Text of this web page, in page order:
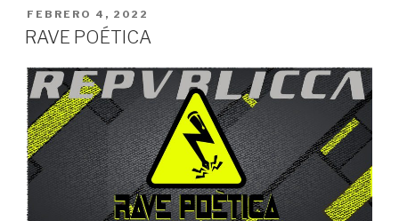
PUBLICADO
EN
FEBRERO 4, 2022
RAVE POÉTICA